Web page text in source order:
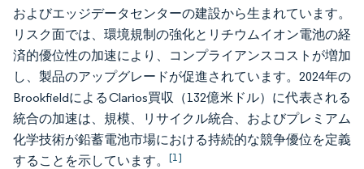
およびエッジデータセンターの建設から生まれています。
リスク面では、環境規制の強化とリチウムイオン電池の経
済的優位性の加速により、コンプライアンスコストが増加
し、製品のアップグレードが促進されています。2024年の
BrookfieldによるClarios買収（132億米ドル）に代表される
統合の加速は、規模、リサイクル統合、およびプレミアム
化学技術が鉛蓄電池市場における持続的な競争優位を定義
することを示しています。 [1]